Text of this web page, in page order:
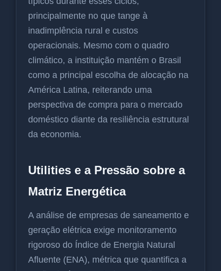
principalmente no que tange à
inadimplência rural e custos
operacionais. Mesmo com o quadro
climático, a instituição mantém o Brasil
como a principal escolha de alocação na
América Latina, reiterando uma
perspectiva de compra para o mercado
doméstico diante da resiliência estrutural
da economia.
Utilities e a Pressão sobre a
Matriz Energética
A análise de empresas de saneamento e
geração elétrica exige monitoramento
rigoroso do Índice de Energia Natural
Afluente (ENA), métrica que quantifica a